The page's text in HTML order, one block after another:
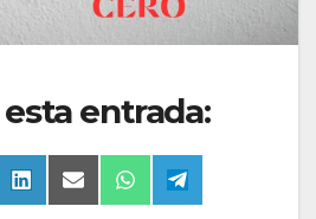
entrada:
Compartir
en
L
i
Compartir
en
E
m
Compartir
en
W
h
Compartir
en
T
e